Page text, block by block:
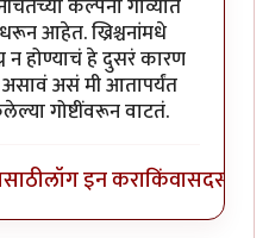
कल्पना गोव्यात
आहेत. ख्रिश्चनांमधे
न होण्याचं हे दुसरं कारण
असावं असं मी आतापर्यंत
गोष्टींवरून वाटतं.
लॉग इन कराकिंवासदस्य व्हा